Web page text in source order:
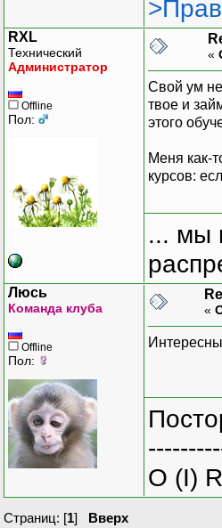
RXL
Технический
Администратор
Offline
Пол:
«
Свой ум
твое и
этого
Меня как-
курсов:
... мы
Люсь
Команда клуба
Offline
Пол:
«
O (I)
Страниц: [1] Вверх